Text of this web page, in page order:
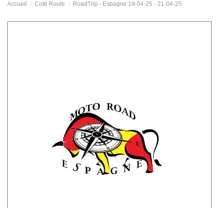
Accueil Coté Route RoadTrip - Espagne 19-04-25 - 21-04-25